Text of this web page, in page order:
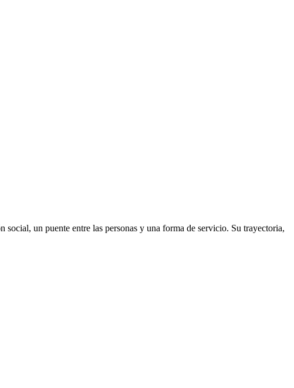
un puente entre las personas y una forma de servicio. Su trayectoria,